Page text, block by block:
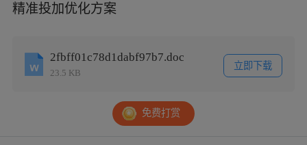
精准投加优化方案
2fbff01c78d1dabf97b7.doc
23.5 KB
立即下载
免费打赏